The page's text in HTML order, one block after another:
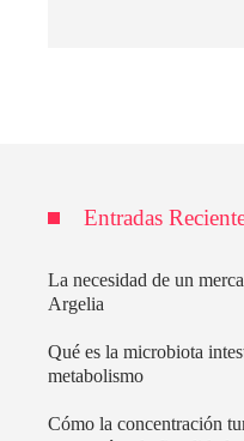
Entradas
La necesidad de un
Argelia
Qué es la microbiota
metabolismo
Cómo la concentración